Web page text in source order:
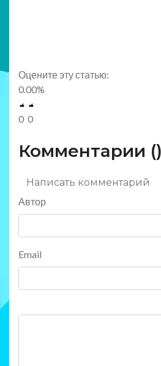
Оцените эту статью:
0.00%
0 0
Комментарии ()
Написать комментарий
Автор
Email